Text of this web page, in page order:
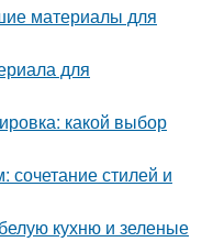
материалы для
для
какой выбор
сочетание стилей и
кухню и зеленые